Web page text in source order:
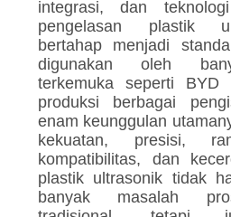
integrasi, dan
pengelasan plastik
bertahap menjadi
digunakan oleh
terkemuka seperti BYD
produksi berbagai
enam keunggulan
kekuatan, presisi,
kompatibilitas, dan
plastik ultrasonik tidak
banyak masalah